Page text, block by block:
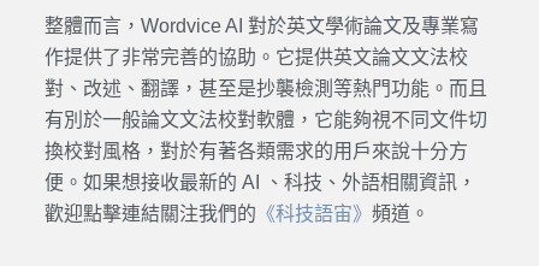
整體而言， Wordvice AI 對於英文學術論文及專業寫
作提供了非常完善的協助。它提供英文論文文法校
對、改述、 翻譯，甚至是抄襲檢測等熱門功能。而且
有別於一般論文文法校對軟體，它能夠視不同文件切
換校對風格，對於有著各類需求的用戶來說十分方
便。如果想接收最新的 AI
、科技、外語相關資訊，
歡迎點擊連結關注我們的 《科技語宙》 頻道。